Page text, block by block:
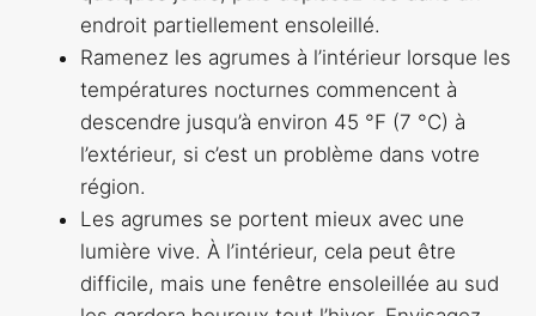
endroit partiellement ensoleillé.
Ramenez les agrumes à l’intérieur lorsque les
températures nocturnes commencent à
descendre jusqu’à environ 45 °F (7 °C) à
l’extérieur, si c’est un problème dans votre
région.
Les agrumes se portent mieux avec une
lumière vive. À l’intérieur, cela peut être
difficile, mais une fenêtre ensoleillée au sud